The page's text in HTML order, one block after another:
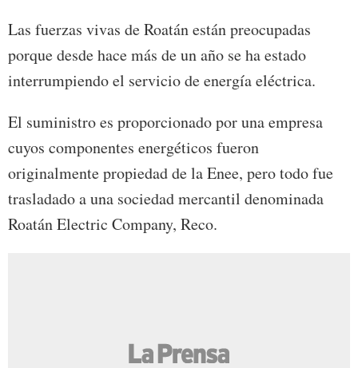
Las fuerzas vivas de Roatán están preocupadas
porque desde hace más de un año se ha estado
interrumpiendo el servicio de energía eléctrica.
El suministro es proporcionado por una empresa
cuyos componentes energéticos fueron
originalmente propiedad de la Enee, pero todo fue
trasladado a una sociedad mercantil denominada
Roatán Electric Company, Reco.